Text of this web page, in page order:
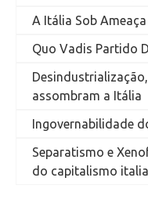
A Itália Sob
Quo Vadis Partido
assombram a Itália
Ingovernabilidade
Separatismo e
do capitalismo